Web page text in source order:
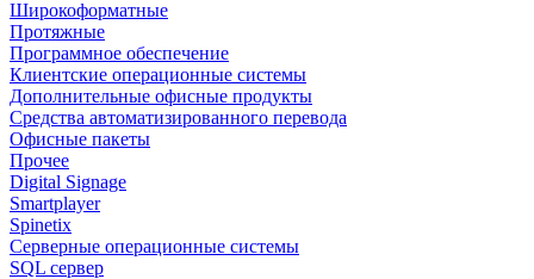
Широкоформатные
Протяжные
Программное обеспечение
Клиентские операционные системы
Дополнительные офисные продукты
Средства автоматизированного перевода
Офисные пакеты
Прочее
Digital Signage
Smartplayer
Spinetix
Серверные операционные системы
SQL сервер